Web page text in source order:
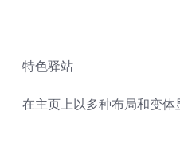
特色驿站
在主页上以多种布局和变体